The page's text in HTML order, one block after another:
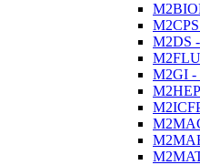
M2DS
M2GI -